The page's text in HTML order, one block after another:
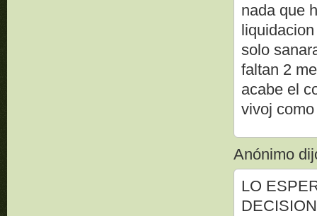
nada que
solo
faltan 2
acabe el
vivoj
Anónimo
LO